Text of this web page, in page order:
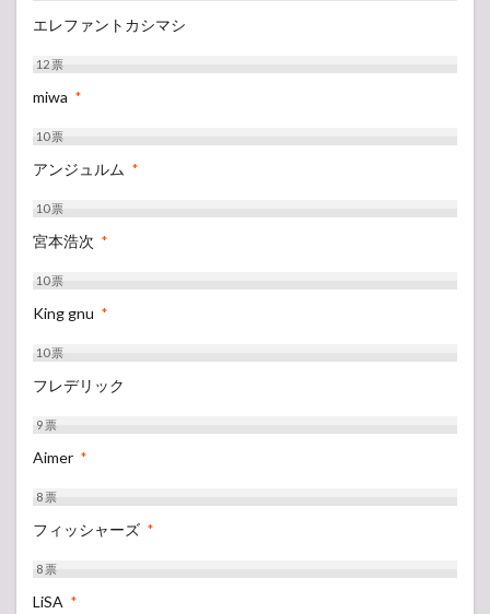
エレファントカシマシ
12票
miwa *
10票
アンジュルム *
10票
宮本浩次 *
10票
King gnu *
10票
フレデリック
9票
Aimer *
8票
フィッシャーズ *
8票
LiSA *